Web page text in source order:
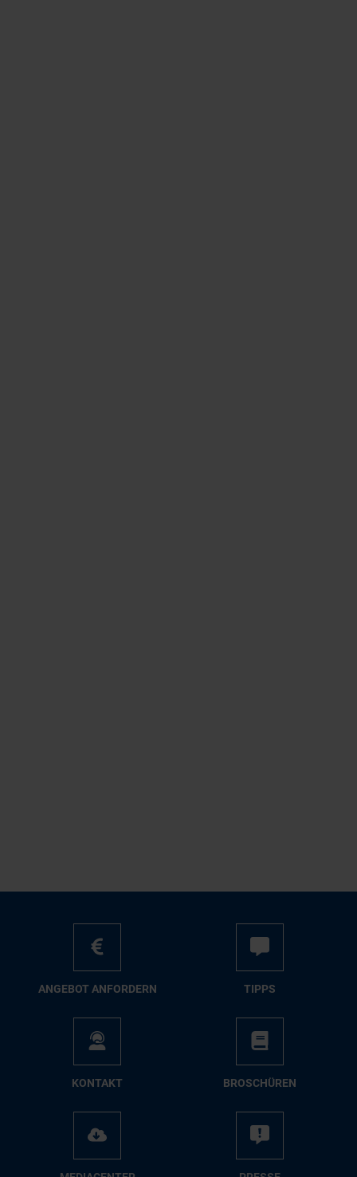
AN­GE­BOT AN­FOR­DERN TIPPS
KON­TAKT BRO­SCHÜ­REN